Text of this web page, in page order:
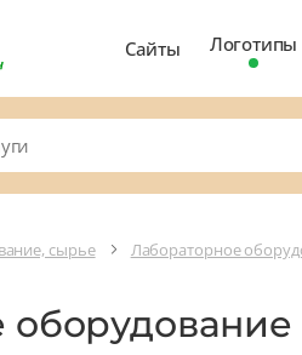
Сайты Логотипы
сырье Лабораторное
оборудование